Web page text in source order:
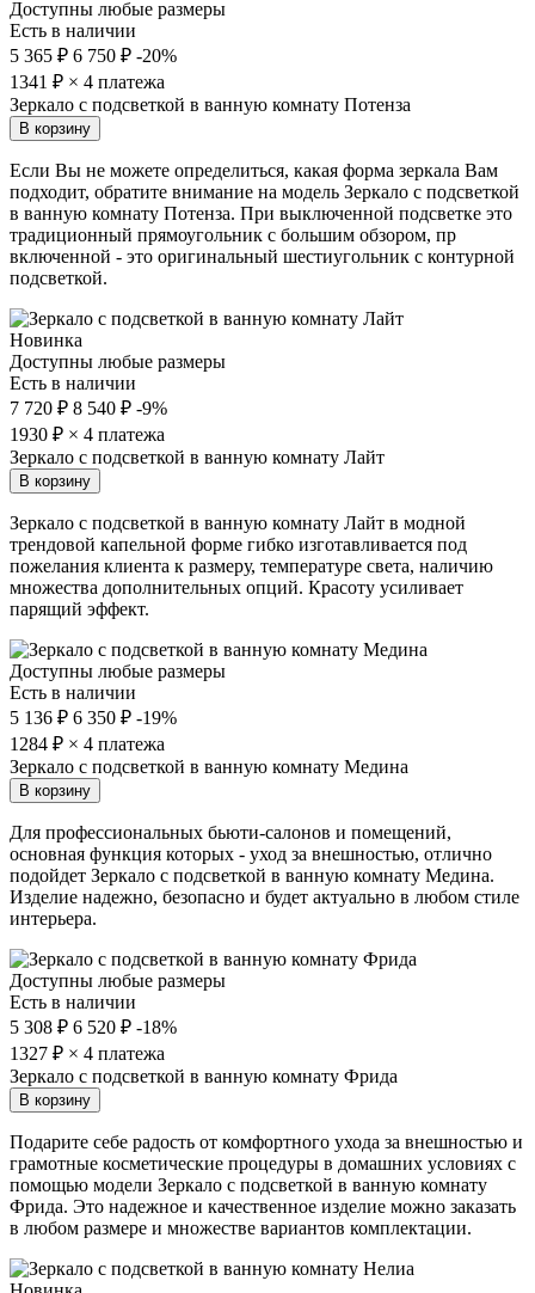
Доступны любые размеры
Есть в наличии
5 365 ₽ 6 750 ₽ -20%
1341 ₽ × 4 платежа
Зеркало с подсветкой в ванную комнату Потенза
В корзину
Если Вы не можете определиться, какая форма зеркала Вам
подходит, обратите внимание на модель Зеркало с подсветкой
в ванную комнату Потенза. При выключенной подсветке это
традиционный прямоугольник с большим обзором, пр
включенной - это оригинальный шестиугольник с контурной
подсветкой.
Новинка
Доступны любые размеры
Есть в наличии
7 720 ₽ 8 540 ₽ -9%
1930 ₽ × 4 платежа
Зеркало с подсветкой в ванную комнату Лайт
В корзину
Зеркало с подсветкой в ванную комнату Лайт в модной
трендовой капельной форме гибко изготавливается под
пожелания клиента к размеру, температуре света, наличию
множества дополнительных опций. Красоту усиливает
парящий эффект.
Доступны любые размеры
Есть в наличии
5 136 ₽ 6 350 ₽ -19%
1284 ₽ × 4 платежа
Зеркало с подсветкой в ванную комнату Медина
В корзину
Для профессиональных бьюти-салонов и помещений,
основная функция которых - уход за внешностью, отлично
подойдет Зеркало с подсветкой в ванную комнату Медина.
Изделие надежно, безопасно и будет актуально в любом стиле
интерьера.
Доступны любые размеры
Есть в наличии
5 308 ₽ 6 520 ₽ -18%
1327 ₽ × 4 платежа
Зеркало с подсветкой в ванную комнату Фрида
В корзину
Подарите себе радость от комфортного ухода за внешностью и
грамотные косметические процедуры в домашних условиях с
помощью модели Зеркало с подсветкой в ванную комнату
Фрида. Это надежное и качественное изделие можно заказать
в любом размере и множестве вариантов комплектации.